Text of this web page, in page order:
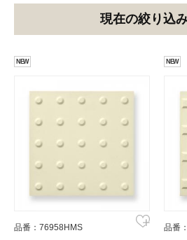
現在の絞り込
NEW
品番：76958HMS
NEW
品番